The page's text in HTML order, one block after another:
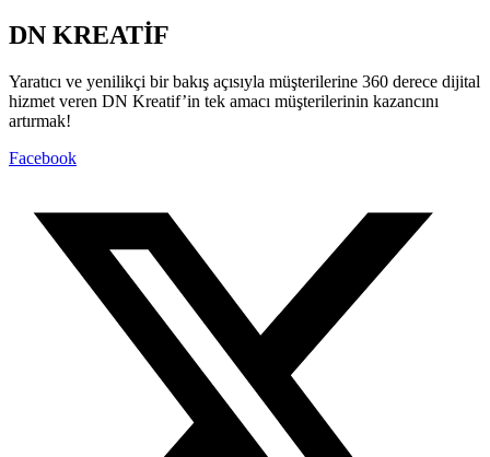
DN KREATİF
Yaratıcı ve yenilikçi bir bakış açısıyla müşterilerine 360 derece dijital
hizmet veren DN Kreatif’in tek amacı müşterilerinin kazancını
artırmak!
Facebook